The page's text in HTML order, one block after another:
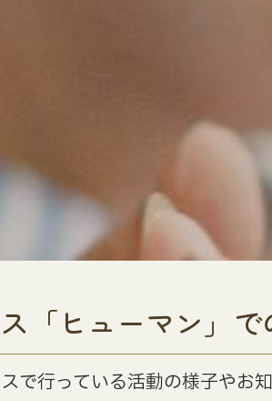
「ヒューマン」
で行っている活動の様子やお